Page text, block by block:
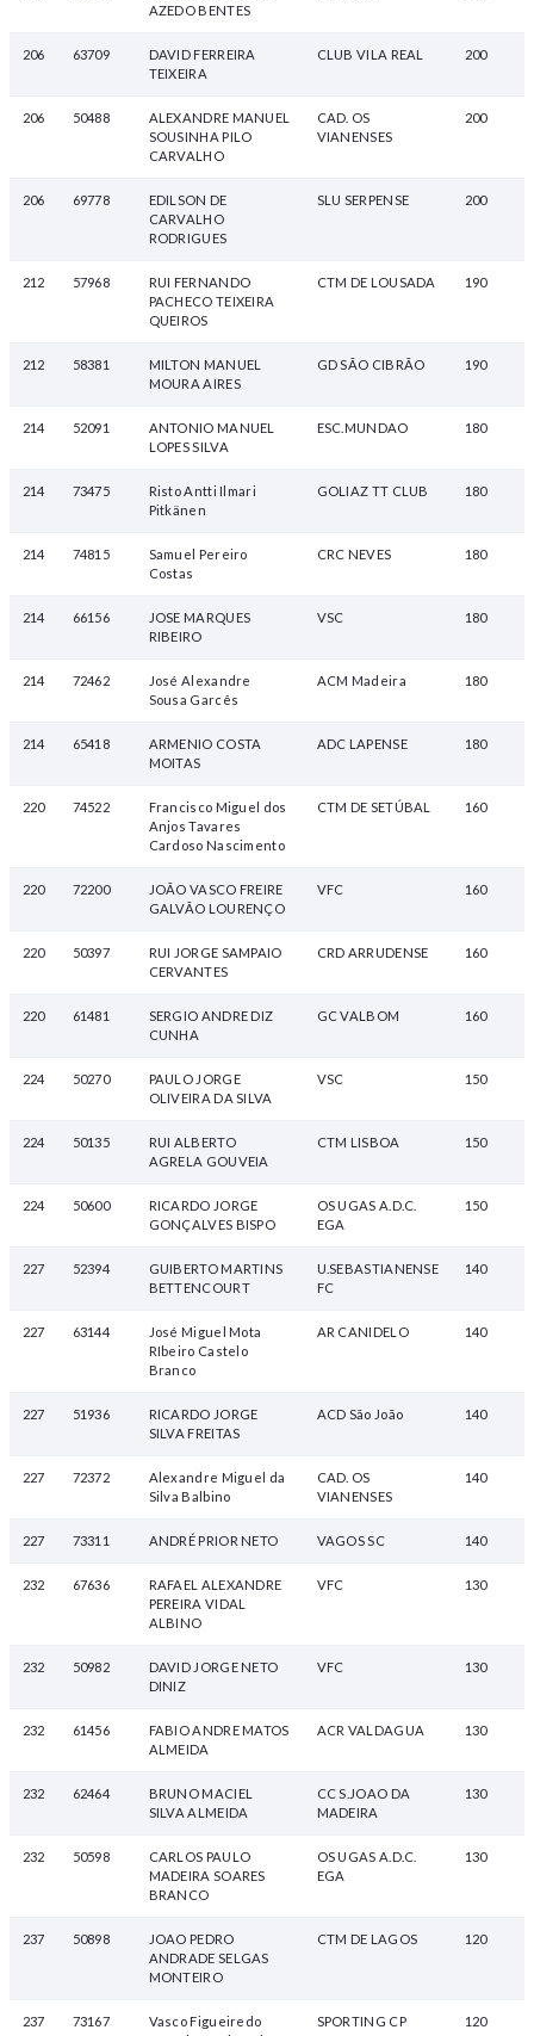
AZEDO BENTES
206 63709
DAVID FERREIRA
TEIXEIRA
CLUB VILA REAL 200
206 50488
ALEXANDRE MANUEL
SOUSINHA PILO
CARVALHO
CAD. OS
VIANENSES
200
206 69778
EDILSON DE
CARVALHO
RODRIGUES
SLU SERPENSE 200
212 57968
RUI FERNANDO
PACHECO TEIXEIRA
QUEIROS
CTM DE LOUSADA 190
212 58381
MILTON MANUEL
MOURA AIRES
GD SÃO CIBRÃO 190
214 52091
ANTONIO MANUEL
LOPES SILVA
ESC.MUNDAO 180
214 73475
Risto Antti Ilmari
Pitkänen
GOLIAZ TT CLUB 180
214 74815
Samuel Pereiro
Costas
CRC NEVES 180
214 66156
JOSE MARQUES
RIBEIRO
VSC 180
214 72462
José Alexandre
Sousa Garcês
ACM Madeira 180
214 65418
ARMENIO COSTA
MOITAS
ADC LAPENSE 180
220 74522
Francisco Miguel dos
Anjos Tavares
Cardoso Nascimento
CTM DE SETÚBAL 160
220 72200
JOÃO VASCO FREIRE
GALVÃO LOURENÇO
VFC 160
220 50397
RUI JORGE SAMPAIO
CERVANTES
CRD ARRUDENSE 160
220 61481
SERGIO ANDRE DIZ
CUNHA
GC VALBOM 160
224 50270
PAULO JORGE
OLIVEIRA DA SILVA
VSC 150
224 50135
RUI ALBERTO
AGRELA GOUVEIA
CTM LISBOA 150
224 50600
RICARDO JORGE
GONÇALVES BISPO
OS UGAS A.D.C.
EGA
150
227 52394
GUIBERTO MARTINS
BETTENCOURT
U.SEBASTIANENSE
FC
140
227 63144
José Miguel Mota
RIbeiro Castelo
Branco
AR CANIDELO 140
227 51936
RICARDO JORGE
SILVA FREITAS
ACD São João 140
227 72372
Alexandre Miguel da
Silva Balbino
CAD. OS
VIANENSES
140
227 73311 ANDRÉ PRIOR NETO VAGOS SC 140
232 67636
RAFAEL ALEXANDRE
PEREIRA VIDAL
ALBINO
VFC 130
232 50982
DAVID JORGE NETO
DINIZ
VFC 130
232 61456
FABIO ANDRE MATOS
ALMEIDA
ACR VALDAGUA 130
232 62464
BRUNO MACIEL
SILVA ALMEIDA
CC S.JOAO DA
MADEIRA
130
232 50598
CARLOS PAULO
MADEIRA SOARES
BRANCO
OS UGAS A.D.C.
EGA
130
237 50898
JOAO PEDRO
ANDRADE SELGAS
MONTEIRO
CTM DE LAGOS 120
237 73167
Vasco Figueiredo
SPORTING CP 120